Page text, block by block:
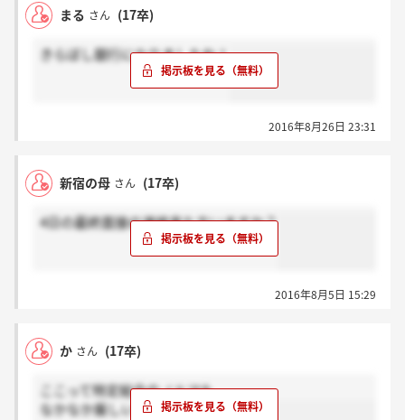
まる さん (17卒)
きらぼし銀行になりましたね！
2016年8月26日 23:31
新宿の母 さん (17卒)
4日の最終面接の連絡来た方いますか？
2016年8月5日 15:29
か さん (17卒)
ここって特定総合のノルマも
なかなか厳しいんですかね？